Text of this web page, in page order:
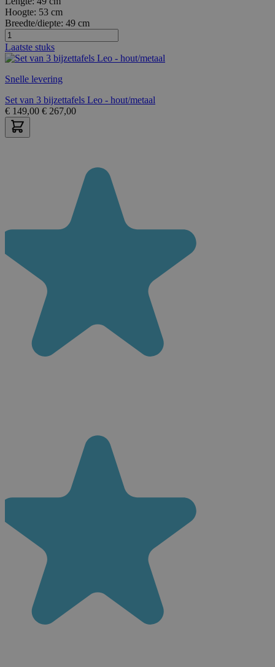
Hoogte: 53 cm
Breedte/diepte: 49 cm
Laatste stuks
Snelle levering
Set van 3 bijzettafels Leo - hout/metaal
€ 149,00 € 267,00